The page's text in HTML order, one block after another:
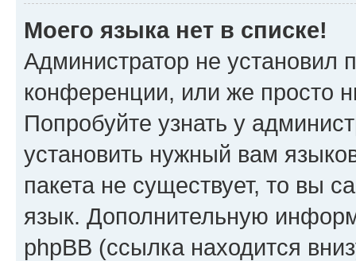
Моего языка нет в списке!
Администратор не установил
конференции, или же просто
Попробуйте узнать у
установить нужный вам
пакета не существует, то вы
язык. Дополнительную
phpBB (ссылка находится